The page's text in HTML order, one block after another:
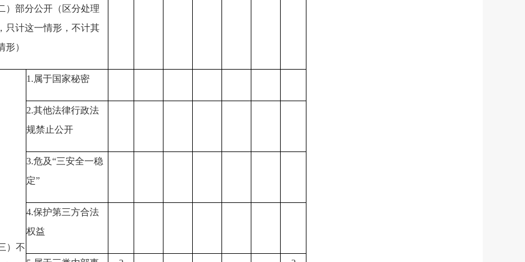
）部分公开 （区分处理
只计这一情形，不计其
形）
）不
1.属于国家秘密
2.其他法律行政法
规禁止公开
3.危及“三安全一稳
定”
4.保护第三方合法
权益